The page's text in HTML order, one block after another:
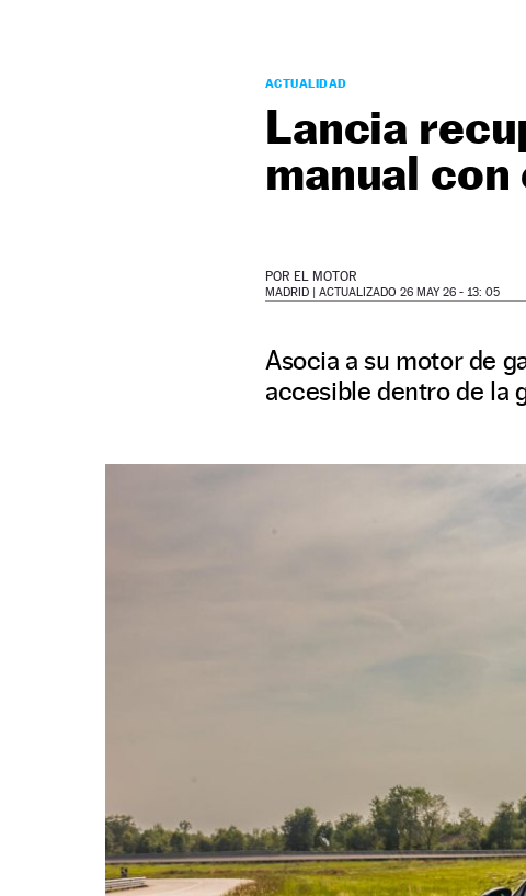
ACTUALIDAD
Lancia
manual con
POR EL MOTOR
MADRID | ACTUALIZADO 26 MAY 26 - 13: 05
Asocia a su motor de
accesible dentro de la